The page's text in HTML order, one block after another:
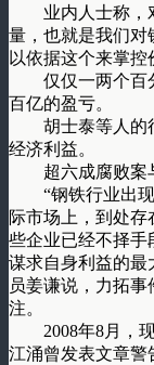
业内人士称，对
量，也就是我们对
以依据这个来掌控
仅仅一两个百分
百亿的盈亏。
胡士泰等人的行
经济利益。
超六成腐败案
“钢铁行业出现
际市场上，到处
些企业已经不择手
谋求自身利益的最
员姜谦说，力拓
注。
2008年8月，现
江涌曾发表文章警